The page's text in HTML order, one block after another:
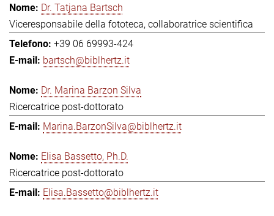
Dr. Tatjana Bartsch
Viceresponsabile della fototeca, collaboratrice scientifica
+39 06 69993-424
bartsch@biblhertz.it
Dr. Marina Barzon Silva
Ricercatrice post-dottorato
Marina.BarzonSilva@biblhertz.it
Elisa Bassetto, Ph.D.
Ricercatrice post-dottorato
Elisa.Bassetto@biblhertz.it